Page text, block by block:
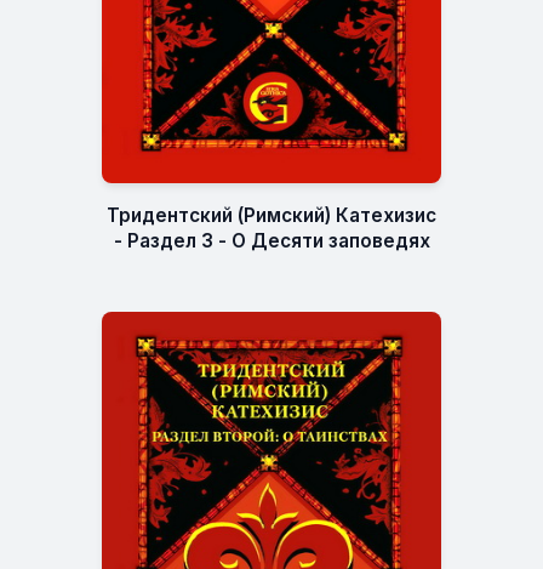
Тридентский (Римский) Катехизис
- Раздел 3 - О Десяти заповедях